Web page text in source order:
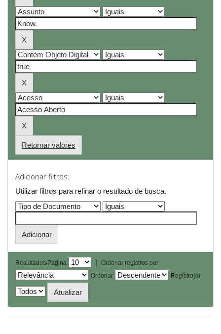
Retornar valores
Adicionar filtros:
Utilizar filtros para refinar o resultado de busca.
Resultados/Página |
Ordenar registros por
Ordenar
Registro(s)